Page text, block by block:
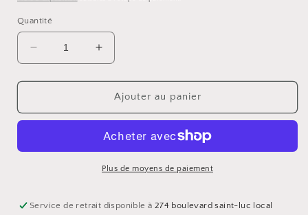
Quantité
Réduire
la
quantité
Ensemble
Augmenter
la
quantité
Ensemble
Ajouter au panier
Plus de moyens de paiement
Service de retrait disponible à 274 boulevard saint-luc local